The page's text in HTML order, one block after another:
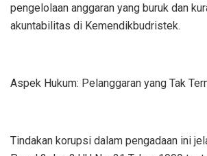
pengelolaan anggaran yang buruk dan
akuntabilitas di Kemendikbudristek.
Aspek Hukum: Pelanggaran yang Tak
Tindakan korupsi dalam pengadaan ini